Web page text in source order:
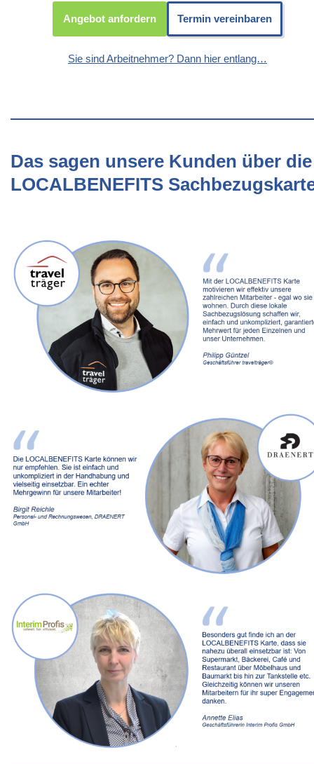
Angebot anfordern Termin vereinbaren
Sie sind Arbeitnehmer? Dann hier entlang…
Das sagen unsere Kunden über die
LOCALBENEFITS